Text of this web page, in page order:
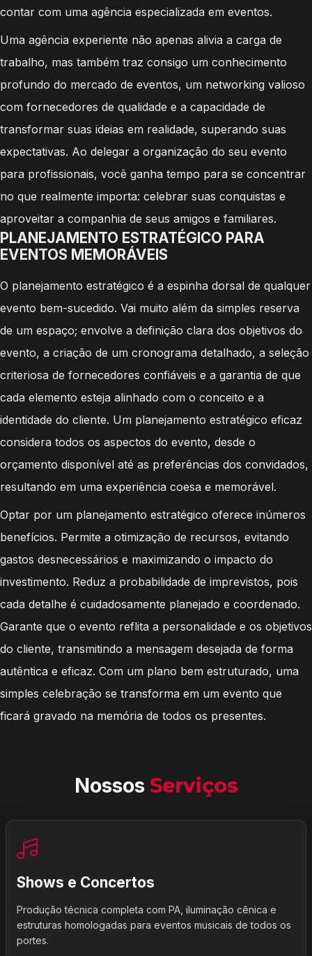
contar com uma agência especializada em eventos.
Uma agência experiente não apenas alivia a carga de
trabalho, mas também traz consigo um conhecimento
profundo do mercado de eventos, um networking valioso
com fornecedores de qualidade e a capacidade de
transformar suas ideias em realidade, superando suas
expectativas. Ao delegar a organização do seu evento
para profissionais, você ganha tempo para se concentrar
no que realmente importa: celebrar suas conquistas e
aproveitar a companhia de seus amigos e familiares.
PLANEJAMENTO ESTRATÉGICO PARA
EVENTOS MEMORÁVEIS
O planejamento estratégico é a espinha dorsal de qualquer
evento bem-sucedido. Vai muito além da simples reserva
de um espaço; envolve a definição clara dos objetivos do
evento, a criação de um cronograma detalhado, a seleção
criteriosa de fornecedores confiáveis e a garantia de que
cada elemento esteja alinhado com o conceito e a
identidade do cliente. Um planejamento estratégico eficaz
considera todos os aspectos do evento, desde o
orçamento disponível até as preferências dos convidados,
resultando em uma experiência coesa e memorável.
Optar por um planejamento estratégico oferece inúmeros
benefícios. Permite a otimização de recursos, evitando
gastos desnecessários e maximizando o impacto do
investimento. Reduz a probabilidade de imprevistos, pois
cada detalhe é cuidadosamente planejado e coordenado.
Garante que o evento reflita a personalidade e os objetivos
do cliente, transmitindo a mensagem desejada de forma
autêntica e eficaz. Com um plano bem estruturado, uma
simples celebração se transforma em um evento que
ficará gravado na memória de todos os presentes.
Nossos Serviços
Shows e Concertos
Produção técnica completa com PA, iluminação cênica e
estruturas homologadas para eventos musicais de todos os
portes.